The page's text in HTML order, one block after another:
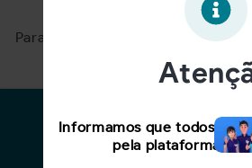
Para ver mais, acesse a página
Para
Informamos que todos os
pela plataforma são